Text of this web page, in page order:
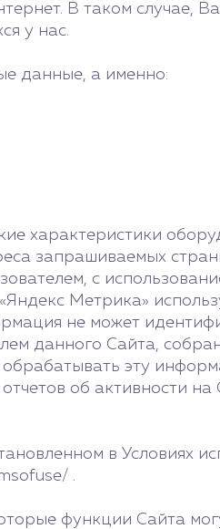
В таком случае,
у нас.
данные, а именно:
характеристики
запрашиваемых
с
Метрика»
не может
данного Сайта,
эту
об активности на
в Условиях
.
функции Сайта